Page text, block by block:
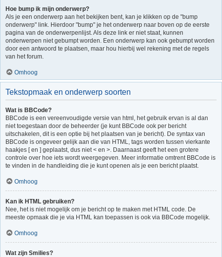
Hoe bump ik mijn onderwerp?
Als je een onderwerp aan het bekijken bent, kan je klikken op de "bump
onderwerp" link. Hierdoor "bump" je het onderwerp naar boven op de eerste
pagina van de onderwerpenlijst. Als deze link er niet staat, kunnen
onderwerpen niet gebumpt worden. Een onderwerp kan ook gebumpt worden
door een antwoord te plaatsen, maar hou hierbij wel rekening met de regels
van het forum.
Omhoog
Tekstopmaak en onderwerp soorten
Wat is BBCode?
BBCode is een vereenvoudigde versie van html, het gebruik ervan is al dan
niet toegestaan door de beheerder (je kunt BBCode ook per bericht
uitschakelen, dit is een optie bij het plaatsen van je bericht). De syntax van
BBCode is ongeveer gelijk aan die van HTML, tags worden tussen vierkante
haakjes [ en ] geplaatst, dus niet < en >. Daarnaast geeft het een grotere
controle over hoe iets wordt weergegeven. Meer informatie omtrent BBCode is
te vinden in de handleiding die je kunt openen als je een bericht plaatst.
Omhoog
Kan ik HTML gebruiken?
Nee, het is niet mogelijk om je bericht op te maken met HTML code. De
meeste opmaak die je via HTML kan toepassen is ook via BBCode mogelijk.
Omhoog
Wat zijn Smilies?